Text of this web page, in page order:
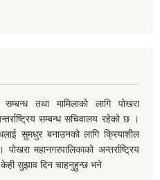
सम्बन्ध तथा मामिलाको लागि पोखरा
सम्बन्ध सचिवालय रहेको छ ।
सुमधुर बनाउनको लागि क्रियाशील
महानगरपालिकाको अन्तर्राष्ट्रिय
केही सुझाव दिन चाहनुहुन्छ भने